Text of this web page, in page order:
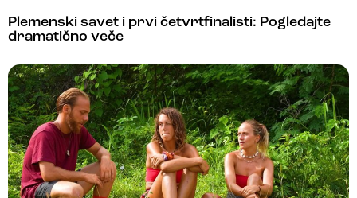
Plemenski savet i prvi četvrtfinalisti: Pogledajte
dramatično veče